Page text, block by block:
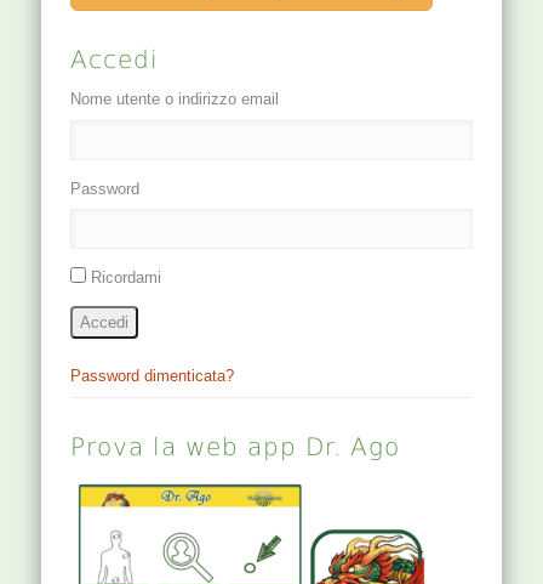
Accedi
Nome utente o indirizzo email
Password
Ricordami
Accedi
Password dimenticata?
Prova la web app Dr. Ago